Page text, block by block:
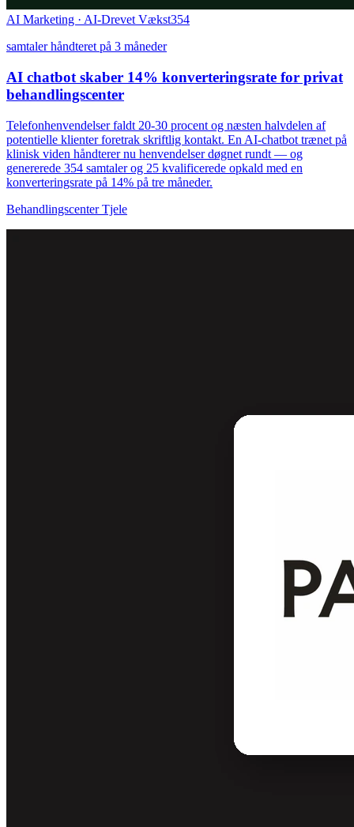
AI Marketing · AI-Drevet Vækst354
samtaler håndteret på 3 måneder
AI chatbot skaber 14% konverteringsrate for privat
behandlingscenter
Telefonhenvendelser faldt 20-30 procent og næsten halvdelen af
potentielle klienter foretrak skriftlig kontakt. En AI-chatbot trænet på
klinisk viden håndterer nu henvendelser døgnet rundt — og
genererede 354 samtaler og 25 kvalificerede opkald med en
konverteringsrate på 14% på tre måneder.
Behandlingscenter Tjele